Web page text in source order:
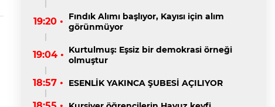
19:20 •
Fındık Alımı başlıyor, Kayısı için alım
görünmüyor
19:04 • Kurtulmuş: Eşsiz bir demokrasi örneği
olmuştur
18:57 • ESENLİK YAKINCA ŞUBESİ AÇILIYOR